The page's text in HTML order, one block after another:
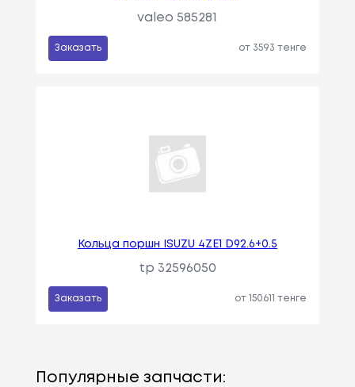
valeo 585281
Заказать от 3593 тенге
Кольца поршн ISUZU 4ZE1 D92.6+0.5
tp 32596050
Заказать от 150611 тенге
Популярные запчасти: